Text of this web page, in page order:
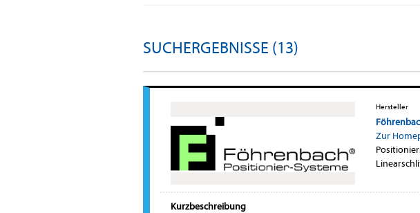
SUCHERGEBNISSE (13)
Hersteller
Zur
Kurzbeschreibung